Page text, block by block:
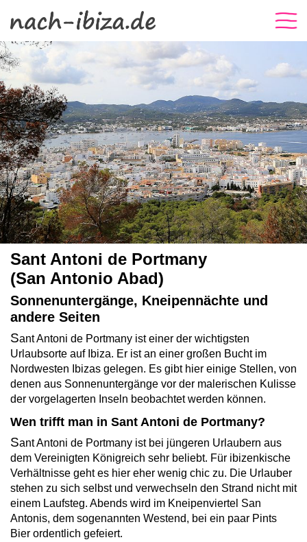
Sant Antoni de Portmany
(San Antonio Abad)
Sonnenuntergänge, Kneipennächte und
andere Seiten
Sant Antoni de Portmany ist einer der wichtigsten
Urlaubsorte auf Ibiza. Er ist an einer großen Bucht im
Nordwesten Ibizas gelegen. Es gibt hier einige Stellen, von
denen aus Sonnenuntergänge vor der malerischen Kulisse
der vorgelagerten Inseln beobachtet werden können.
Wen trifft man in Sant Antoni de Portmany?
Sant Antoni de Portmany ist bei jüngeren Urlaubern aus
dem Vereinigten Königreich sehr beliebt. Für ibizenkische
Verhältnisse geht es hier eher wenig chic zu. Die Urlauber
stehen zu sich selbst und verwechseln den Strand nicht mit
einem Laufsteg. Abends wird im Kneipenviertel San
Antonis, dem sogenannten Westend, bei ein paar Pints
Bier ordentlich gefeiert.